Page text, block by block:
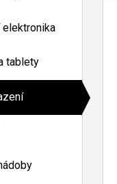
tablety